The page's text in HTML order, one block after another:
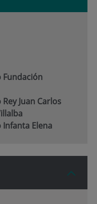
Juan Carlos
Elena